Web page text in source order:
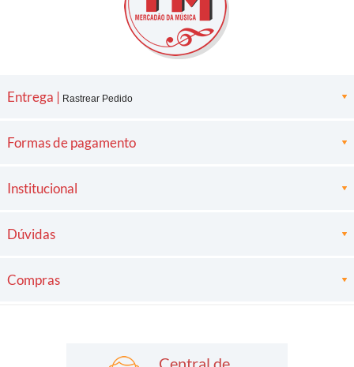
Entrega | Rastrear Pedido
Formas de pagamento
Institucional
Dúvidas
Compras
Central de